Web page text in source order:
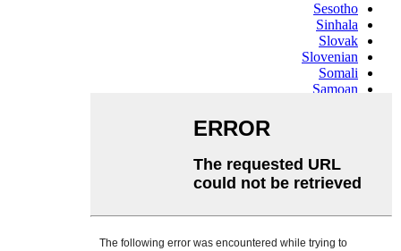
Sesotho
Sinhala
Slovak
Slovenian
Somali
Samoan
Swahili
Tajik
Telugu